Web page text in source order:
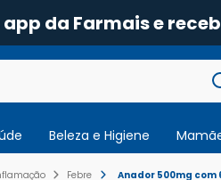
app da Farmais e
Beleza e Higiene
Febre Anador 500mg com